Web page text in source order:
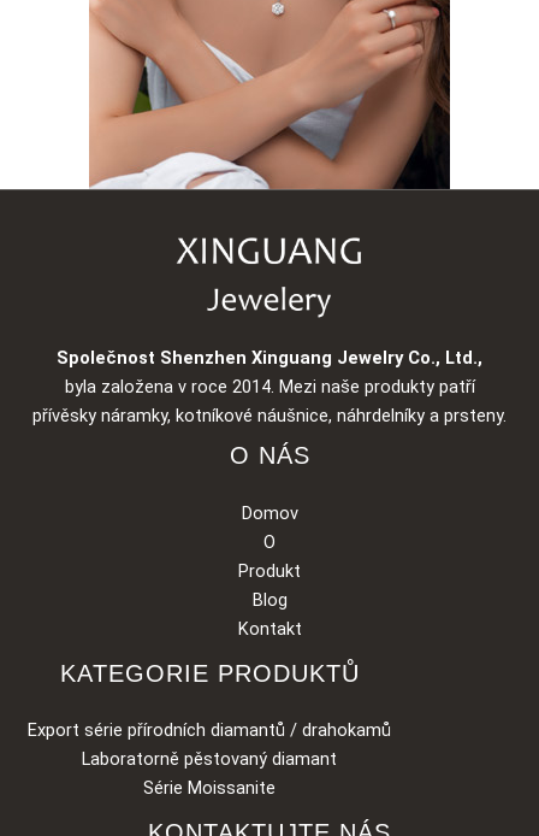
Společnost Shenzhen Xinguang Jewelry Co., Ltd.,
byla založena v roce 2014. Mezi naše produkty patří
přívěsky náramky, kotníkové náušnice, náhrdelníky a prsteny.
O NÁS
Domov
O
Produkt
Blog
Kontakt
KATEGORIE PRODUKTŮ
Export série přírodních diamantů / drahokamů
Laboratorně pěstovaný diamant
Série Moissanite